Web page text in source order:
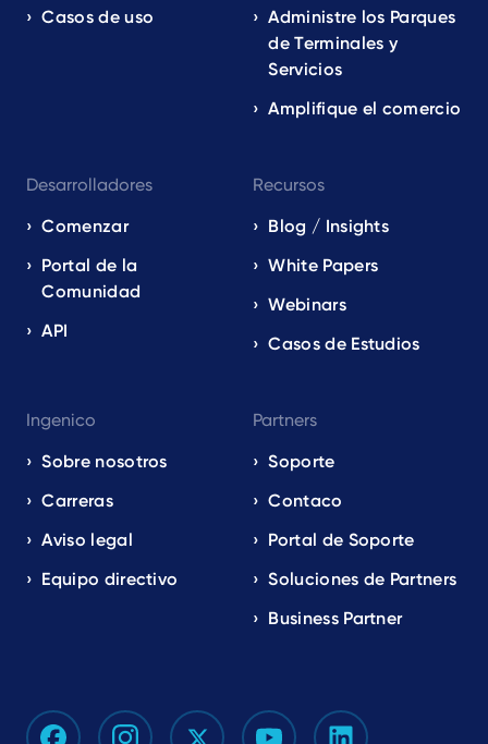
Casos de uso
Administre los Parques
de Terminales y
Servicios
Amplifique el comercio
Desarrolladores
Comenzar
Portal de la
Comunidad
API
Recursos
Blog / Insights
White Papers
Webinars
Casos de Estudios
Ingenico
Sobre nosotros
Carreras
Aviso legal
Equipo directivo
Partners
Soporte
Contaco
Portal de Soporte
Soluciones de Partners
Business Partner